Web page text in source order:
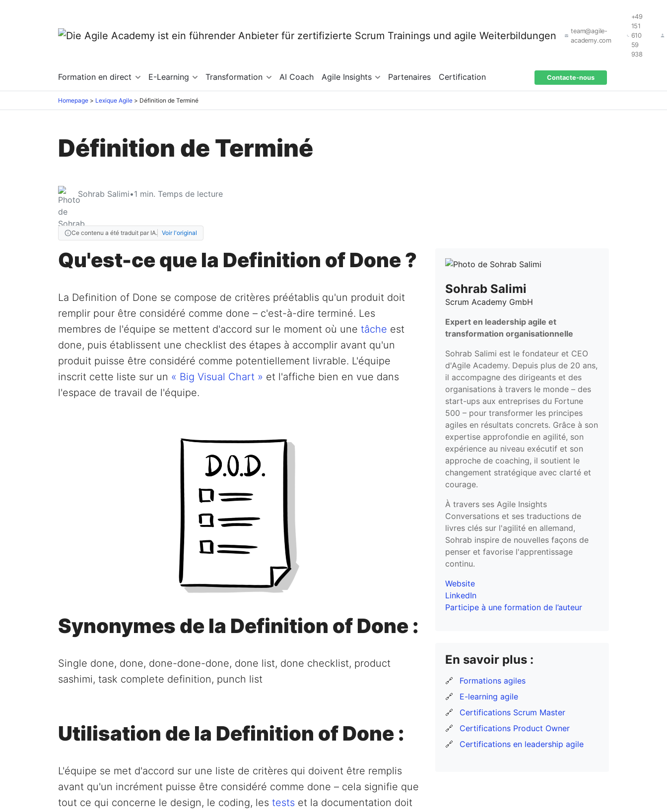
team@agile-
academy.com
+49
151
610
59
938
Formation en direct E-Learning Transformation AI Coach Agile Insights Partenaires Certification Contacte-nous
Homepage Lexique Agile Définition de Terminé
Définition de Terminé
Sohrab Salimi•1 min. Temps de lecture
Ce contenu a été traduit par IA. Voir l'original
Qu'est-ce que la Definition of Done ?
La Definition of Done se compose de critères préétablis qu'un produit doit
remplir pour être considéré comme done – c'est-à-dire terminé. Les
membres de l'équipe se mettent d'accord sur le moment où une tâche est
done, puis établissent une checklist des étapes à accomplir avant qu'un
produit puisse être considéré comme potentiellement livrable. L'équipe
inscrit cette liste sur un « Big Visual Chart » et l'affiche bien en vue dans
l'espace de travail de l'équipe.
Synonymes de la Definition of Done :
Single done, done, done-done-done, done list, done checklist, product
sashimi, task complete definition, punch list
Utilisation de la Definition of Done :
L'équipe se met d'accord sur une liste de critères qui doivent être remplis
avant qu'un incrément puisse être considéré comme done – cela signifie que
tout ce qui concerne le design, le coding, les tests et la documentation doit
Sohrab Salimi
Scrum Academy GmbH
Expert en leadership agile et
transformation organisationnelle
Sohrab Salimi est le fondateur et CEO
d'Agile Academy. Depuis plus de 20 ans,
il accompagne des dirigeants et des
organisations à travers le monde – des
start-ups aux entreprises du Fortune
500 – pour transformer les principes
agiles en résultats concrets. Grâce à son
expertise approfondie en agilité, son
expérience au niveau exécutif et son
approche de coaching, il soutient le
changement stratégique avec clarté et
courage.
À travers ses Agile Insights
Conversations et ses traductions de
livres clés sur l'agilité en allemand,
Sohrab inspire de nouvelles façons de
penser et favorise l'apprentissage
continu.
Website
LinkedIn
Participe à une formation de l’auteur
En savoir plus :
🔗
Formations agiles
🔗
E-learning agile
🔗
Certifications Scrum Master
🔗
Certifications Product Owner
🔗
Certifications en leadership agile